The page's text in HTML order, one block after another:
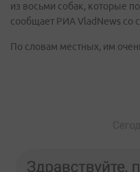
из восьми собак, которые
сообщает РИА VladNews со
По словам местных, им